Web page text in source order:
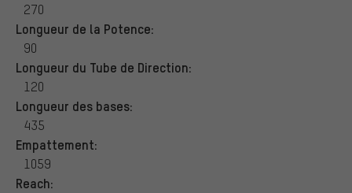
270
Longueur de la Potence:
90
Longueur du Tube de Direction:
120
Longueur des bases:
435
Empattement:
1059
Reach: